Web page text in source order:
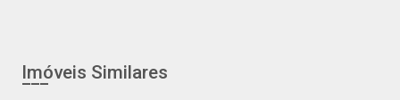
Imóveis Similares